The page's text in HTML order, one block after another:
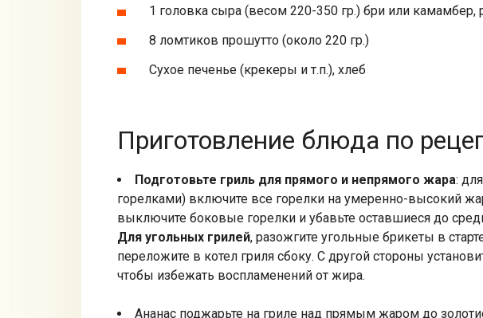
1 головка сыра (весом 220-350 гр.) бри или камамбер,
8 ломтиков прошутто (около 220 гр.)
Сухое печенье (крекеры и т.п.), хлеб
Приготовление блюда по
Подготовьте гриль для прямого и непрямого жара:
горелками) включите все горелки на умеренно-высокий
выключите боковые горелки и убавьте оставшиеся до
Для угольных грилей, разожгите угольные брикеты в
переложите в котел гриля сбоку. С другой стороны
чтобы избежать воспламенений от жира.
Ананас поджарьте на гриле над прямым жаром до